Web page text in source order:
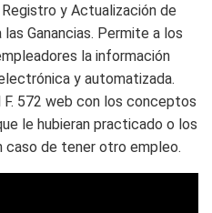
y Actualización de
Ganancias. Permite a los
la información
y automatizada.
572 web con los conceptos
le hubieran practicado o los
caso de tener otro empleo.